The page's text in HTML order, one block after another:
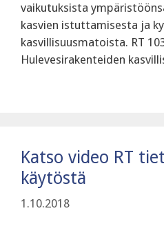
vaikutuksista
kasvien istuttamisesta ja
kasvillisuusmatoista. RT
Hulevesirakenteiden
Katso video RT
käytöstä
1.10.2018